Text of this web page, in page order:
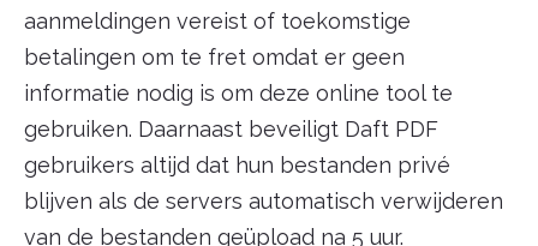
aanmeldingen vereist of toekomstige
betalingen om te fret omdat er geen
informatie nodig is om deze online tool te
gebruiken. Daarnaast beveiligt Daft PDF
gebruikers altijd dat hun bestanden privé
blijven als de servers automatisch verwijderen
van de bestanden geüpload na 5 uur.